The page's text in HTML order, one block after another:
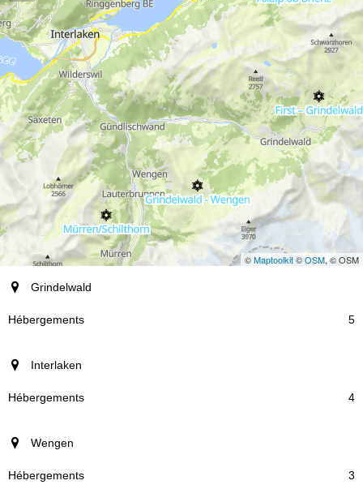
©Maptoolkit©OSM, © OSM
station
Hébergements
Grindelwald
5
Interlaken
4
Wengen
3